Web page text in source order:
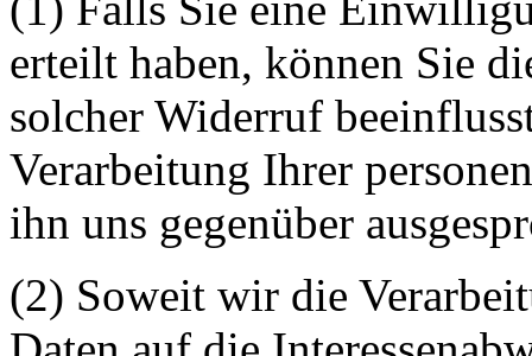
erteilt haben, können Sie
solcher Widerruf
Verarbeitung Ihrer
ihn uns gegenüber
(2) Soweit wir die